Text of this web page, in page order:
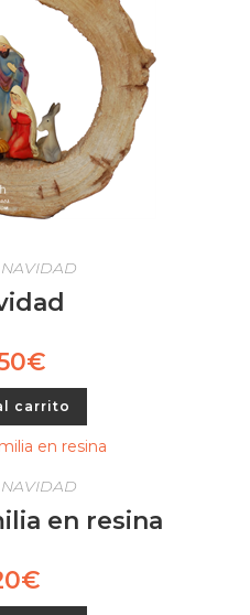
NAVIDAD
€
carrito
NAVIDAD
en resina
€